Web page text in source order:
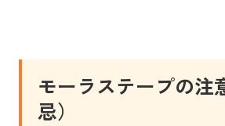
モーラステープの注
忌）